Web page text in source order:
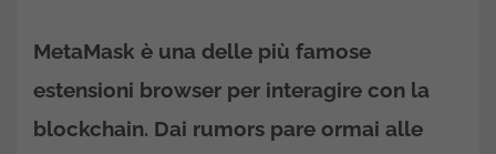
MetaMask è una delle più famose
estensioni browser per interagire con la
blockchain. Dai rumors pare ormai alle